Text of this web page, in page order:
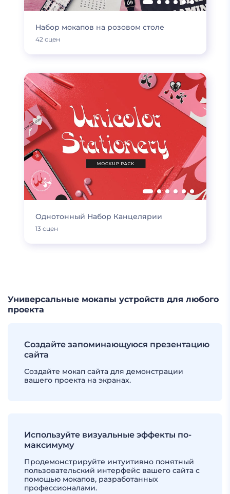
Набор мокапов на розовом столе
42 сцен
Однотонный Набор Канцелярии
13 сцен
Универсальные мокапы устройств для любого
проекта
Создайте запоминающуюся презентацию
сайта
Создайте мокап сайта для демонстрации
вашего проекта на экранах.
Используйте визуальные эффекты по-
максимуму
Продемонстрируйте интуитивно понятный
пользовательский интерфейс вашего сайта с
помощью мокапов, разработанных
профессионалами.